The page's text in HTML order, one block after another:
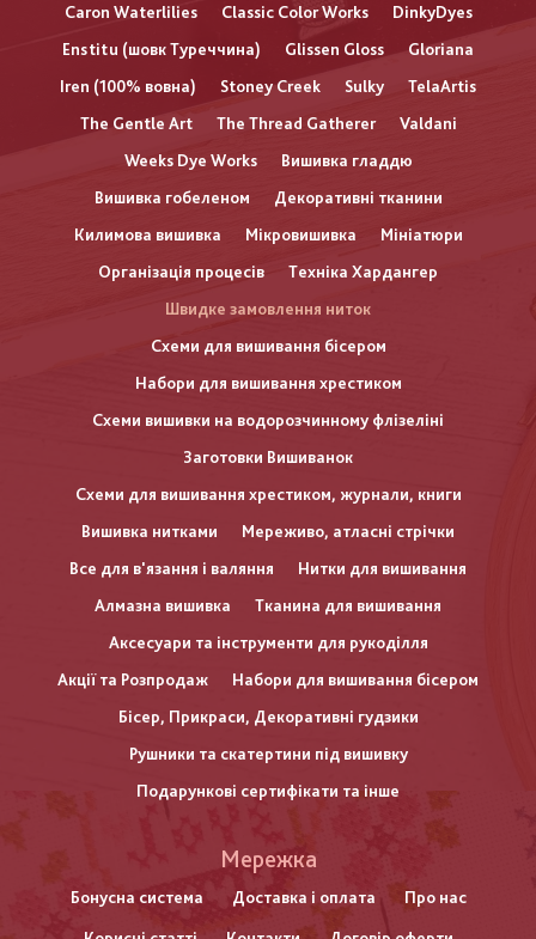
Caron Waterlilies Classic Color Works
DinkyDyes
Enstitu (шовк Туреччина)
Glissen Gloss
Gloriana
Iren (100% вовна)
Stoney Creek Sulky
TelaArtis
The Gentle Art
The Thread Gatherer
Valdani
Weeks Dye Works
Вишивка гладдю
Вишивка гобеленом
Декоративні тканини
Килимова вишивка
Мікровишивка
Мініатюри
Організація процесів
Техніка Хардангер
Швидке замовлення ниток
Схеми для вишивання бісером
Набори для вишивання хрестиком
Схеми вишивки на водорозчинному флізеліні
Заготовки Вишиванок
Схеми для вишивання хрестиком, журнали, книги
Вишивка нитками
Мереживо, атласні стрічки
Все для в'язання і валяння
Нитки для вишивання
Алмазна вишивка
Тканина для вишивання
Аксесуари та інструменти для рукоділля
Акції та Розпродаж
Набори для вишивання бісером
Бісер, Прикраси, Декоративні гудзики
Рушники та скатертини під вишивку
Подарункові сертифікати та інше
нижнього
Мережка
Бонусна система Доставка і оплата Про нас